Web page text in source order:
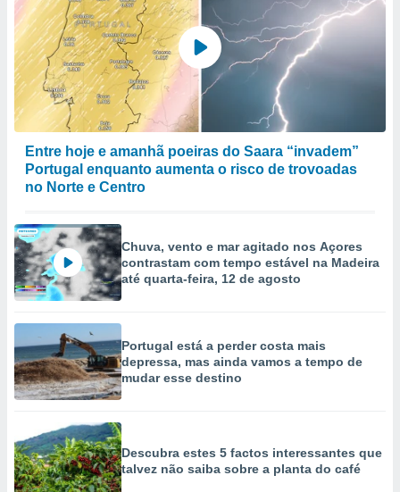
Entre hoje e amanhã poeiras do Saara “invadem”
Portugal enquanto aumenta o risco de trovoadas
no Norte e Centro
Chuva, vento e mar agitado nos Açores
contrastam com tempo estável na Madeira
até quarta-feira, 12 de agosto
Portugal está a perder costa mais
depressa, mas ainda vamos a tempo de
mudar esse destino
Descubra estes 5 factos interessantes que
talvez não saiba sobre a planta do café